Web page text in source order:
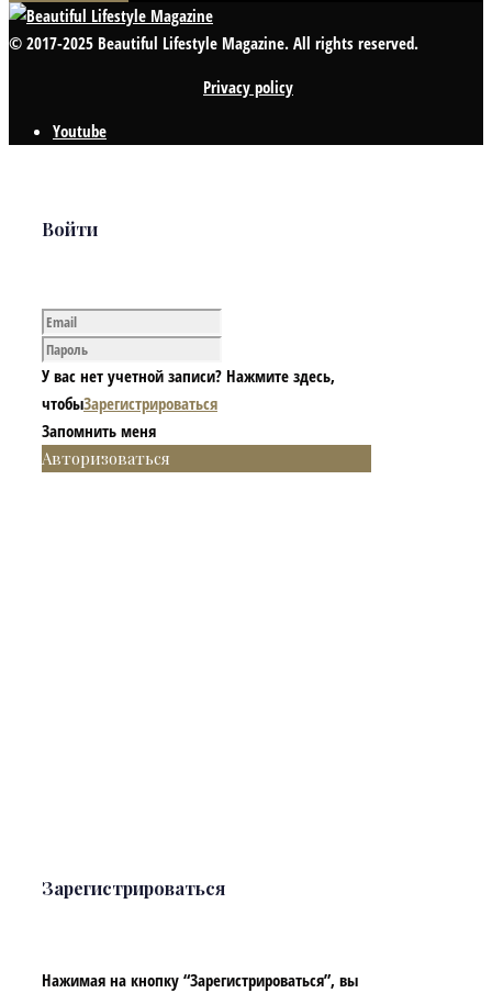
© 2017-2025 Beautiful Lifestyle Magazine. All rights reserved.
Privacy policy
Youtube
Войти
У вас нет учетной записи? Нажмите здесь,
чтобыЗарегистрироваться
Запомнить меня
Авторизоваться
Зарегистрироваться
Нажимая на кнопку “Зарегистрироваться”, вы